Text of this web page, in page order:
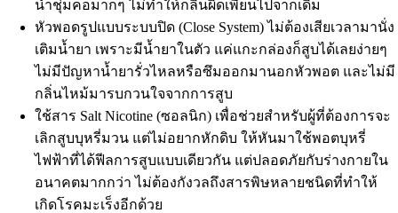
น้ำชุ่มคอมากๆ ไม่ทำให้กลิ่นผิดเพี้ยนไปจากเดิม
หัวพอดรูปแบบระบบปิด (Close System) ไม่ต้องเสียเวลามานั่ง
เติมน้ำยา เพราะมีน้ำยาในตัว แค่แกะกล่องก็สูบได้เลยง่ายๆ
ไม่มีปัญหาน้ำยารั่วไหลหรือซึมออกมานอกหัวพอต และไม่มี
กลิ่นไหม้มารบกวนใจจากการสูบ
ใช้สาร Salt Nicotine (ซอลนิก) เพื่อช่วยสำหรับผู้ที่ต้องการจะ
เลิกสูบบุหรี่มวน แต่ไม่อยากหักดิบ ให้หันมาใช้พอตบุหรี่
ไฟฟ้าที่ได้ฟีลการสูบแบบเดียวกัน แต่ปลอดภัยกับร่างกายใน
อนาคตมากกว่า ไม่ต้องกังวลถึงสารพิษหลายชนิดที่ทำให้
เกิดโรคมะเร็งอีกด้วย